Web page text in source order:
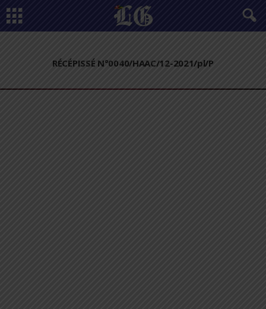
RÉCÉPISSÉ N°0040/HAAC/12-2021/pl/P